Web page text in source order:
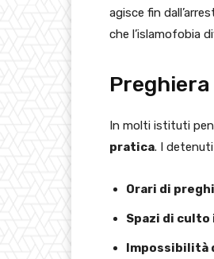
agisce fin
che l’islamofobia
In molti istituti
pratica. I
Orari di
Spazi di
Impossibilità